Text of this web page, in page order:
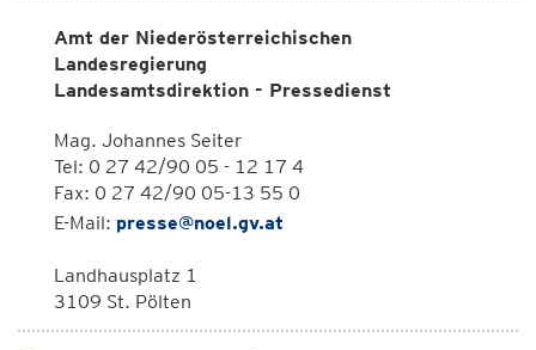
Amt der Niederösterreichischen
Landesregierung
Landesamtsdirektion - Pressedienst
Mag. Johannes Seiter
Tel: 0 27 42/90 05 - 12 17 4
Fax: 0 27 42/90 05-13 55 0
E-Mail: presse@noel.gv.at
Landhausplatz 1
3109 St. Pölten